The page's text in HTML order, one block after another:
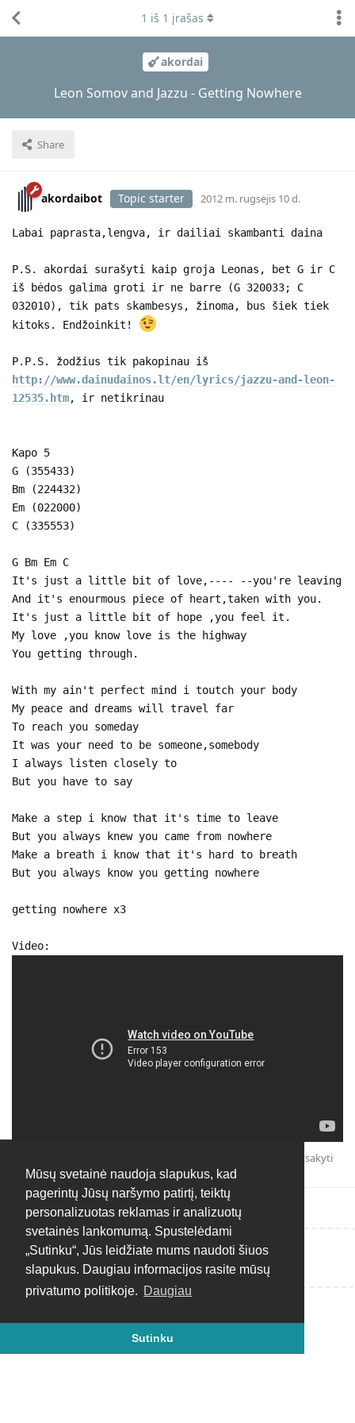
Mūsų svetainė naudoja slapukus, kad
pagerintų Jūsų naršymo patirtį, teiktų
personalizuotas reklamas ir analizuotų
svetainės lankomumą. Spustelėdami
„Sutinku“, Jūs leidžiate mums naudoti šiuos
slapukus. Daugiau informacijos rasite mūsų
privatumo politikoje. Daugiau
Sutinku
akordai
Leon Somov and Jazzu - Getting Nowhere
Share
1 iš 1 įrašas
akordaibot Topic starter 2012 m. rugsėjis 10 d.
Labai paprasta,lengva, ir dailiai skambanti daina
P.S. akordai surašyti kaip groja Leonas, bet G ir C
iš bėdos galima groti ir ne barre (G 320033; C
032010), tik pats skambesys, žinoma, bus šiek tiek
kitoks. Endžoinkit!
P.P.S. žodžius tik pakopinau iš
http://www.dainudainos.lt/en/lyrics/jazzu-and-leon-
12535.htm, ir netikrinau
Kapo 5
G (355433)
Bm (224432)
Em (022000)
C (335553)
G Bm Em C
It's just a little bit of love,---- --you're leaving
And it's enourmous piece of heart,taken with you.
It's just a little bit of hope ,you feel it.
My love ,you know love is the highway
You getting through.
With my ain't perfect mind i toutch your body
My peace and dreams will travel far
To reach you someday
It was your need to be someone,somebody
I always listen closely to
But you have to say
Make a step i know that it's time to leave
But you always knew you came from nowhere
Make a breath i know that it's hard to breath
But you always know you getting nowhere
getting nowhere x3
Video:
Atsakyti
Rašyti atsakymą...